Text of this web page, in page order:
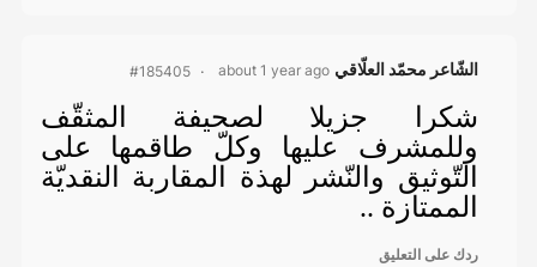
الشّاعر محمّد العلّاقي about 1 year ago
#185405
شكرا جزيلا لصحيفة المثقّف
وللمشرف عليها وكلّ طاقمها على
التّوثيق والنّشر لهذة المقاربة النقديّة
الممتازة ..
ردك على التعليق